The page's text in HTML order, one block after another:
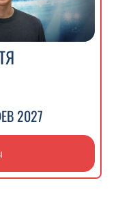
2027